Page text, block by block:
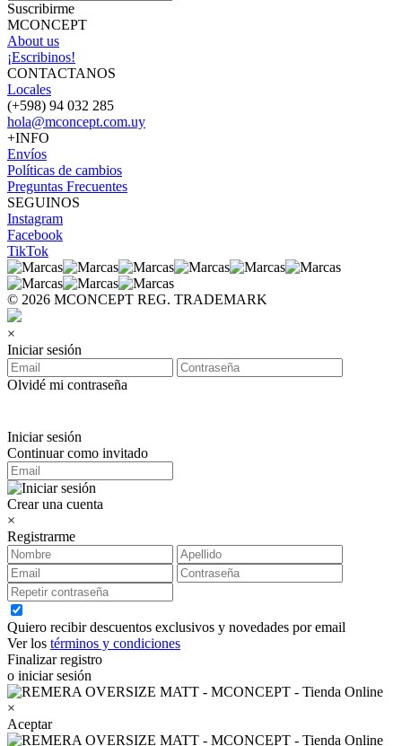
Suscribirme
MCONCEPT
About us
¡Escribinos!
CONTACTANOS
Locales
(+598) 94 032 285
hola@mconcept.com.uy
+INFO
Envíos
Políticas de cambios
Preguntas Frecuentes
SEGUINOS
Instagram
Facebook
TikTok
© 2026 MCONCEPT REG. TRADEMARK
×
Iniciar sesión
Olvidé mi contraseña
Iniciar sesión
Continuar como invitado
Crear una cuenta
×
Registrarme
Quiero recibir descuentos exclusivos y novedades por email
Ver los términos y condiciones
Finalizar registro
o iniciar sesión
×
Aceptar